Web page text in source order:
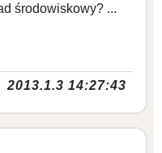
środowiskowy? ...
2013.1.3 14:27:43